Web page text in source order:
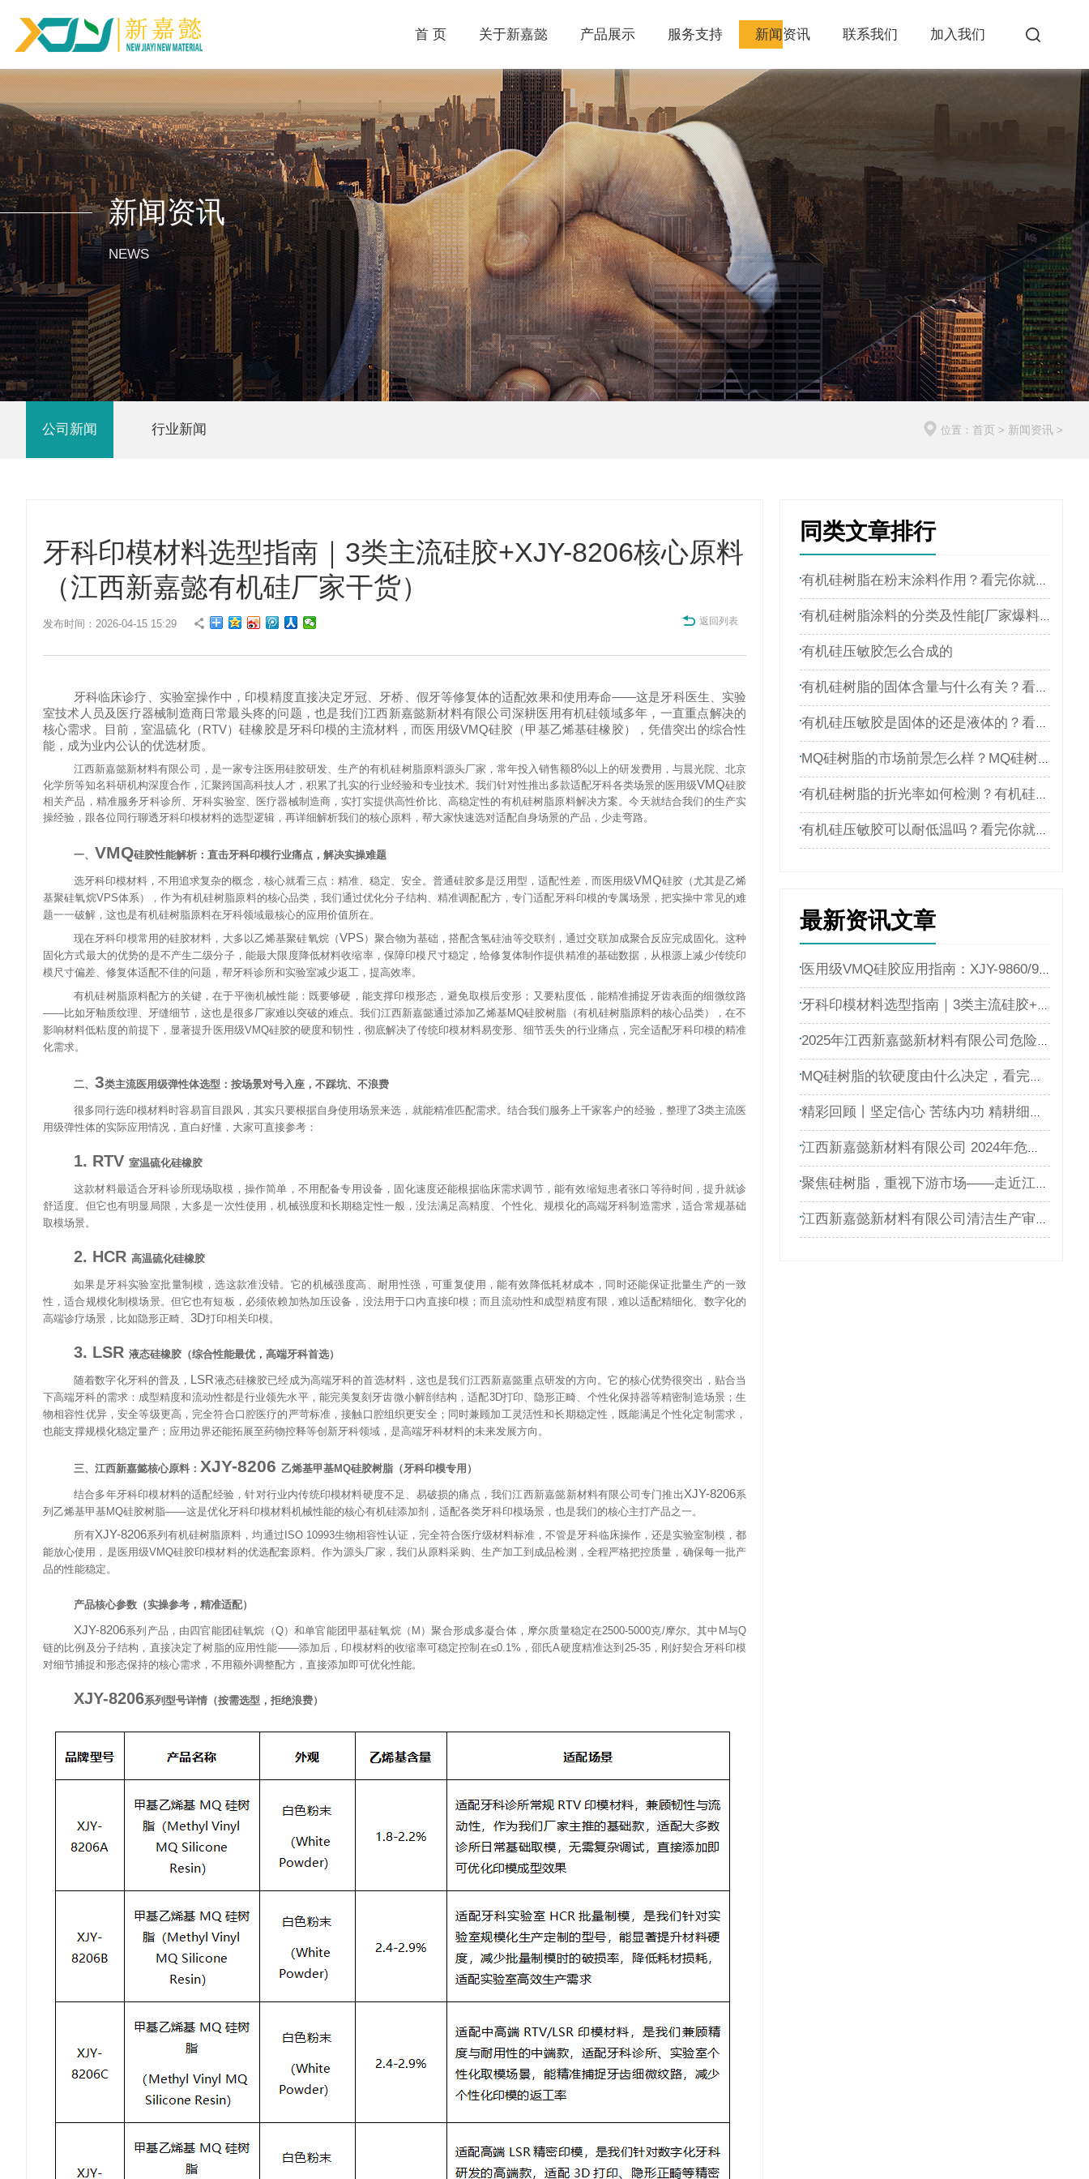
首 页 关于新嘉懿 产品展示 服务支持 新闻资讯 联系我们 加入我们
新闻资讯
NEWS
公司新闻 行业新闻 位置： 首页 > 新闻资讯 >
牙科印模材料选型指南｜3类主流硅胶+XJY-8206核心原料
（江西新嘉懿有机硅厂家干货）
发布时间：2026-04-15 15:29 返回列表
牙科临床诊疗、实验室操作中，印模精度直接决定牙冠、牙桥、假牙等修复体的适配效果和使用寿命——这是牙科医生、实验
室技术人员及医疗器械制造商日常最头疼的问题，也是我们江西新嘉懿新材料有限公司深耕医用有机硅领域多年，一直重点解决的
核心需求。目前，室温硫化（RTV）硅橡胶是牙科印模的主流材料，而医用级VMQ硅胶（甲基乙烯基硅橡胶），凭借突出的综合性
能，成为业内公认的优选材质。
江西新嘉懿新材料有限公司，是一家专注医用硅胶研发、生产的有机硅树脂原料源头厂家，常年投入销售额8%以上的研发费用，与晨光院、北京
化学所等知名科研机构深度合作，汇聚跨国高科技人才，积累了扎实的行业经验和专业技术。我们针对性推出多款适配牙科各类场景的医用级VMQ硅胶
相关产品，精准服务牙科诊所、牙科实验室、医疗器械制造商，实打实提供高性价比、高稳定性的有机硅树脂原料解决方案。今天就结合我们的生产实
操经验，跟各位同行聊透牙科印模材料的选型逻辑，再详细解析我们的核心原料，帮大家快速选对适配自身场景的产品，少走弯路。
一、 VMQ硅胶性能解析：直击牙科印模行业痛点，解决实操难题
选牙科印模材料，不用追求复杂的概念，核心就看三点：精准、稳定、安全。普通硅胶多是泛用型，适配性差，而医用级VMQ硅胶（尤其是乙烯
基聚硅氧烷VPS体系），作为有机硅树脂原料的核心品类，我们通过优化分子结构、精准调配配方，专门适配牙科印模的专属场景，把实操中常见的难
题一一破解，这也是有机硅树脂原料在牙科领域最核心的应用价值所在。
现在牙科印模常用的硅胶材料，大多以乙烯基聚硅氧烷（VPS）聚合物为基础，搭配含氢硅油等交联剂，通过交联加成聚合反应完成固化。这种
固化方式最大的优势的是不产生二级分子，能最大限度降低材料收缩率，保障印模尺寸稳定，给修复体制作提供精准的基础数据，从根源上减少传统印
模尺寸偏差、修复体适配不佳的问题，帮牙科诊所和实验室减少返工，提高效率。
有机硅树脂原料配方的关键，在于平衡机械性能：既要够硬，能支撑印模形态，避免取模后变形；又要粘度低，能精准捕捉牙齿表面的细微纹路
——比如牙釉质纹理、牙缝细节，这也是很多厂家难以突破的难点。我们江西新嘉懿通过添加乙烯基MQ硅胶树脂（有机硅树脂原料的核心品类），在不
影响材料低粘度的前提下，显著提升医用级VMQ硅胶的硬度和韧性，彻底解决了传统印模材料易变形、细节丢失的行业痛点，完全适配牙科印模的精准
化需求。
二、 3类主流医用级弹性体选型：按场景对号入座，不踩坑、不浪费
很多同行选印模材料时容易盲目跟风，其实只要根据自身使用场景来选，就能精准匹配需求。结合我们服务上千家客户的经验，整理了3类主流医
用级弹性体的实际应用情况，直白好懂，大家可直接参考：
1. RTV 室温硫化硅橡胶
这款材料最适合牙科诊所现场取模，操作简单，不用配备专用设备，固化速度还能根据临床需求调节，能有效缩短患者张口等待时间，提升就诊
舒适度。但它也有明显局限，大多是一次性使用，机械强度和长期稳定性一般，没法满足高精度、个性化、规模化的高端牙科制造需求，适合常规基础
取模场景。
2. HCR 高温硫化硅橡胶
如果是牙科实验室批量制模，选这款准没错。它的机械强度高、耐用性强，可重复使用，能有效降低耗材成本，同时还能保证批量生产的一致
性，适合规模化制模场景。但它也有短板，必须依赖加热加压设备，没法用于口内直接印模；而且流动性和成型精度有限，难以适配精细化、数字化的
高端诊疗场景，比如隐形正畸、 3D打印相关印模。
3. LSR 液态硅橡胶（综合性能最优，高端牙科首选）
随着数字化牙科的普及， LSR液态硅橡胶已经成为高端牙科的首选材料，这也是我们江西新嘉懿重点研发的方向。它的核心优势很突出，贴合当
下高端牙科的需求：成型精度和流动性都是行业领先水平，能完美复刻牙齿微小解剖结构，适配3D打印、隐形正畸、个性化保持器等精密制造场景；生
物相容性优异，安全等级更高，完全符合口腔医疗的严苛标准，接触口腔组织更安全；同时兼顾加工灵活性和长期稳定性，既能满足个性化定制需求，
也能支撑规模化稳定量产；应用边界还能拓展至药物控释等创新牙科领域，是高端牙科材料的未来发展方向。
三、江西新嘉懿核心原料： XJY-8206 乙烯基甲基MQ硅胶树脂（牙科印模专用）
结合多年牙科印模材料的适配经验，针对行业内传统印模材料硬度不足、易破损的痛点，我们江西新嘉懿新材料有限公司专门推出 XJY-8206系
列乙烯基甲基MQ硅胶树脂——这是优化牙科印模材料机械性能的核心有机硅添加剂，适配各类牙科印模场景，也是我们的核心主打产品之一。
所有XJY-8206系列有机硅树脂原料，均通过 ISO 10993生物相容性认证，完全符合医疗级材料标准，不管是牙科临床操作，还是实验室制模，都
能放心使用，是医用级VMQ硅胶印模材料的优选配套原料。作为源头厂家，我们从原料采购、生产加工到成品检测，全程严格把控质量，确保每一批产
品的性能稳定。
产品核心参数（实操参考，精准适配）
XJY-8206系列产品，由四官能团硅氧烷（Q）和单官能团甲基硅氧烷（ M ）聚合形成多凝合体，摩尔质量稳定在2500-5000克/摩尔。其中 M与Q
链的比例及分子结构，直接决定了树脂的应用性能——添加后，印模材料的收缩率可稳定控制在≤0.1% ，邵氏A硬度精准达到 25-35，刚好契合牙科印模
对细节捕捉和形态保持的核心需求，不用额外调整配方，直接添加即可优化性能。
XJY-8206系列型号详情（按需选型，拒绝浪费）
同类文章排行
有机硅树脂在粉末涂料作用？看完你就明白了
有机硅树脂涂料的分类及性能[厂家爆料]4
有机硅压敏胶怎么合成的
有机硅树脂的固体含量与什么有关？看完你就明白了
有机硅压敏胶是固体的还是液体的？看完你就明白了
MQ硅树脂的市场前景怎么样？MQ硅树脂厂家解析
有机硅树脂的折光率如何检测？有机硅树脂的折光率检测方法
有机硅压敏胶可以耐低温吗？看完你就明白了
最新资讯文章
医用级VMQ硅胶应用指南：XJY-9860/9866在牙科材料中的精度与稳定性
牙科印模材料选型指南｜3类主流硅胶+XJY-8206核心原料（江西新嘉懿有机硅厂家干货）
2025年江西新嘉懿新材料有限公司危险废物污染环境防治信息公示
MQ硅树脂的软硬度由什么决定，看完文章你就了解了[今日资讯]
精彩回顾丨坚定信心 苦练内功 精耕细作 进取开拓\"新嘉懿和赛欧特科2023年度表彰大会暨迎新晚会圆满落幕！
江西新嘉懿新材料有限公司 2024年危险废物泄漏应急演练方案
聚焦硅树脂，重视下游市场——走近江西新嘉懿
江西新嘉懿新材料有限公司清洁生产审核公示